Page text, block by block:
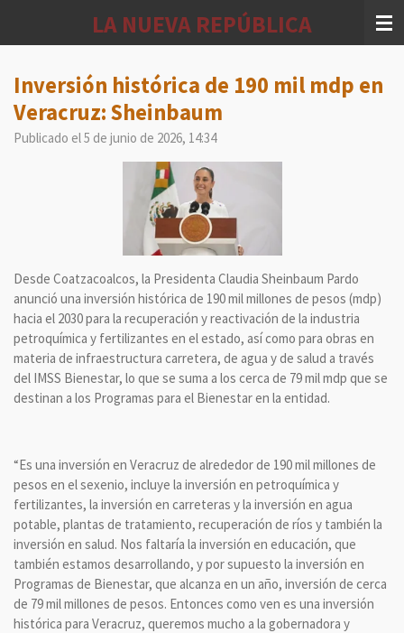
principal
LA NUEVA REPÚBLICA
Inversión histórica de 190 mil mdp en
Veracruz: Sheinbaum
Publicado el 5 de junio de 2026, 14:34
Desde Coatzacoalcos, la Presidenta Claudia Sheinbaum Pardo
anunció una inversión histórica de 190 mil millones de pesos (mdp)
hacia el 2030 para la recuperación y reactivación de la industria
petroquímica y fertilizantes en el estado, así como para obras en
materia de infraestructura carretera, de agua y de salud a través
del IMSS Bienestar, lo que se suma a los cerca de 79 mil mdp que se
destinan a los Programas para el Bienestar en la entidad.
“Es una inversión en Veracruz de alrededor de 190 mil millones de
pesos en el sexenio, incluye la inversión en petroquímica y
fertilizantes, la inversión en carreteras y la inversión en agua
potable, plantas de tratamiento, recuperación de ríos y también la
inversión en salud. Nos faltaría la inversión en educación, que
también estamos desarrollando, y por supuesto la inversión en
Programas de Bienestar, que alcanza en un año, inversión de cerca
de 79 mil millones de pesos. Entonces como ven es una inversión
histórica para Veracruz, queremos mucho a la gobernadora y